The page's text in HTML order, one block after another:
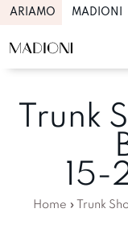
ARIAMO MADIONI
Trunk
15-
Home » Trunk